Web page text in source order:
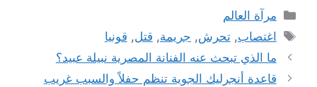
التصنيفات
مرآة العالم
الوسوم
اغتصاب,تحرش, جريمة, قتل, قونيا
ما الذي تبحث عنه الفنانة المصرية نبيلة عبيد؟
قاعدة أنجرليك الجوية تنظم حفلاً والسبب غريب